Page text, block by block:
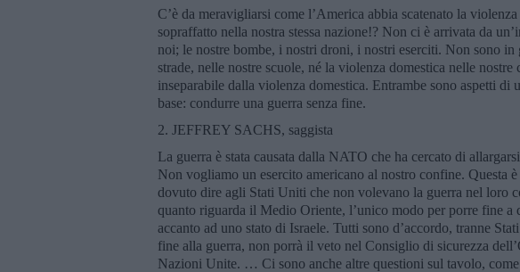
C’è da meravigliarsi come l’America abbia scatenato la
sopraffatto nella nostra stessa nazione!? Non ci è arrivata da
noi; le nostre bombe, i nostri droni, i nostri eserciti. Non sono
strade, nelle nostre scuole, né la violenza domestica nelle
inseparabile dalla violenza domestica. Entrambe sono aspetti di
base: condurre una guerra senza fine.
2. JEFFREY SACHS, saggista
La guerra è stata causata dalla NATO che ha cercato di
Non vogliamo un esercito americano al nostro confine. Questa
dovuto dire agli Stati Uniti che non volevano la guerra nel loro
quanto riguarda il Medio Oriente, l’unico modo per porre fine a
accanto ad uno stato di Israele. Tutti sono d’accordo, tranne
fine alla guerra, non porrà il veto nel Consiglio di sicurezza
Nazioni Unite. … Ci sono anche altre questioni sul tavolo,